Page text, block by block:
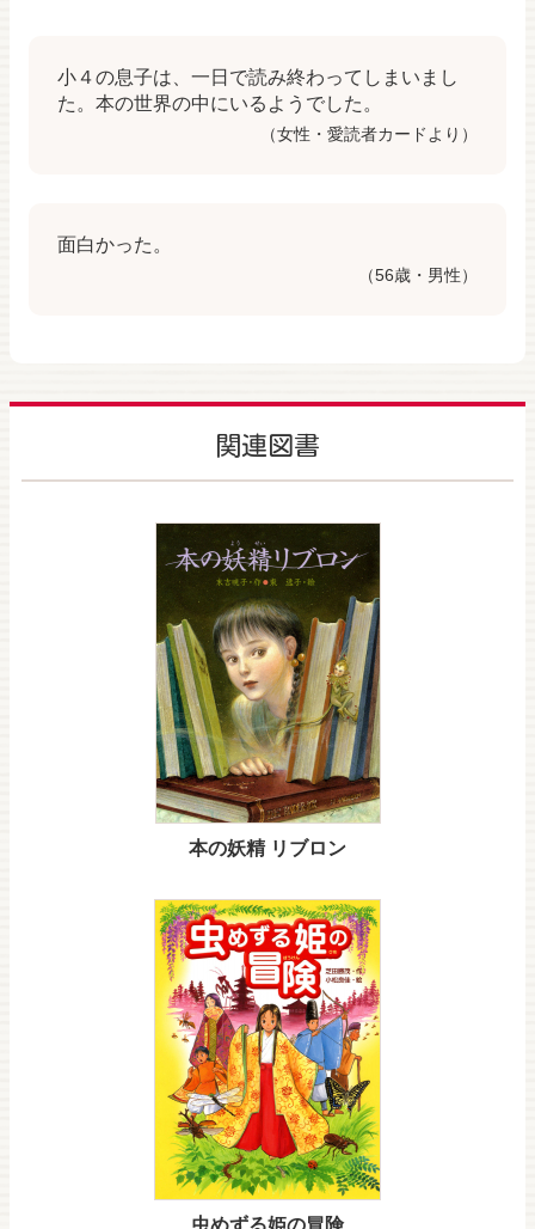
小４の息子は、一日で読み終わってしまいまし
た。本の世界の中にいるようでした。
（女性・愛読者カードより）
面白かった。
（56歳・男性）
関連図書
本の妖精 リブロン